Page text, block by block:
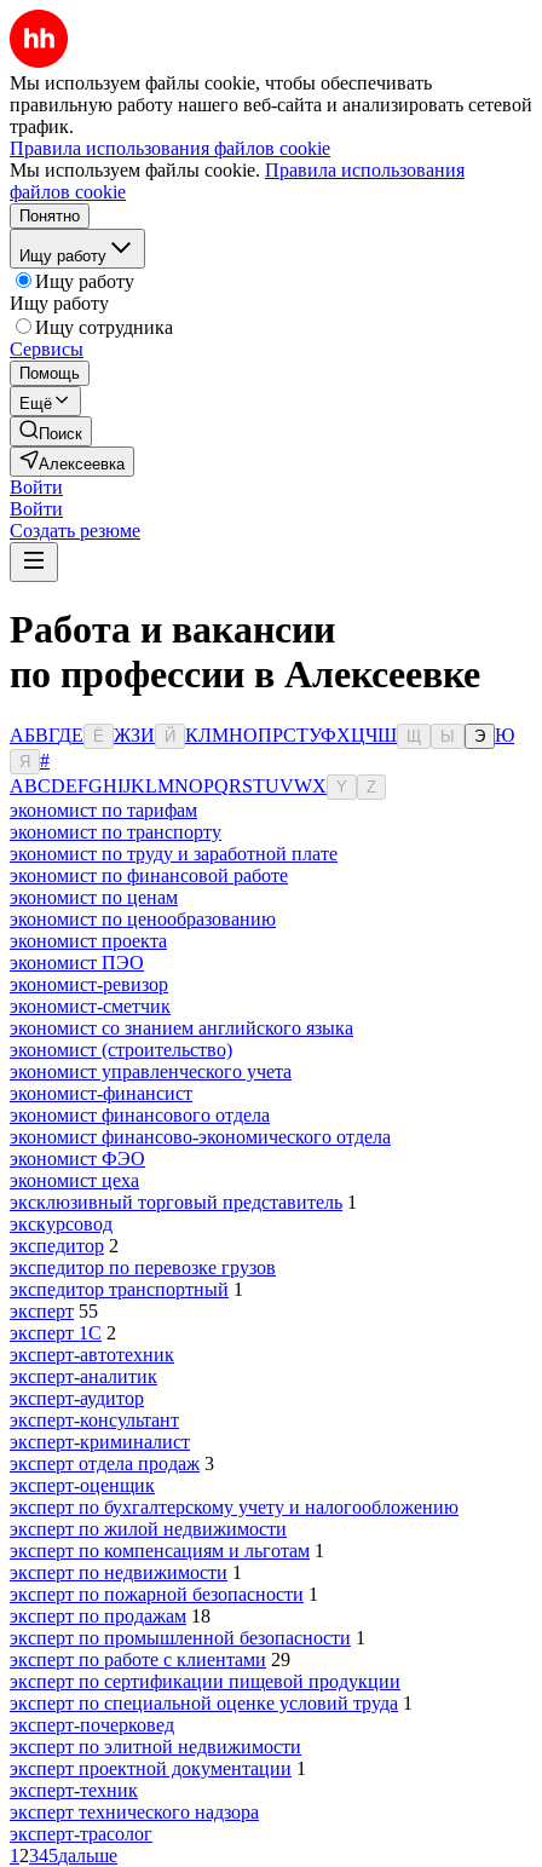
Мы используем файлы cookie, чтобы обеспечивать
правильную работу нашего веб-сайта и анализировать сетевой
трафик.
Правила использования файлов cookie
Мы используем файлы cookie. Правила использования
файлов cookie
Понятно
Ищу работу
Ищу работу
Ищу работу
Ищу сотрудника
Сервисы
Помощь
Ещё
Поиск
Алексеевка
Войти
Войти
Создать резюме
Работа и вакансии
по профессии в Алексеевке
АБВГДЕ Ё ЖЗИ Й КЛМНОПРСТУФХЦЧШ Ы Э Ю
Я
#
ABCDEFGHIJKLMNOPQRSTUVWX Y Z
экономист по тарифам
экономист по транспорту
экономист по труду и заработной плате
экономист по финансовой работе
экономист по ценам
экономист по ценообразованию
экономист проекта
экономист ПЭО
экономист-ревизор
экономист-сметчик
экономист со знанием английского языка
экономист (строительство)
экономист управленческого учета
экономист-финансист
экономист финансового отдела
экономист финансово-экономического отдела
экономист ФЭО
экономист цеха
эксклюзивный торговый представитель 1
экскурсовод
экспедитор 2
экспедитор по перевозке грузов
экспедитор транспортный 1
эксперт 55
эксперт 1С 2
эксперт-автотехник
эксперт-аналитик
эксперт-аудитор
эксперт-консультант
эксперт-криминалист
эксперт отдела продаж 3
эксперт-оценщик
эксперт по бухгалтерскому учету и налогообложению
эксперт по жилой недвижимости
эксперт по компенсациям и льготам 1
эксперт по недвижимости 1
эксперт по пожарной безопасности 1
эксперт по продажам 18
эксперт по промышленной безопасности 1
эксперт по работе с клиентами 29
эксперт по сертификации пищевой продукции
эксперт по специальной оценке условий труда 1
эксперт-почерковед
эксперт по элитной недвижимости
эксперт проектной документации 1
эксперт-техник
эксперт технического надзора
эксперт-трасолог
1 2345дальше